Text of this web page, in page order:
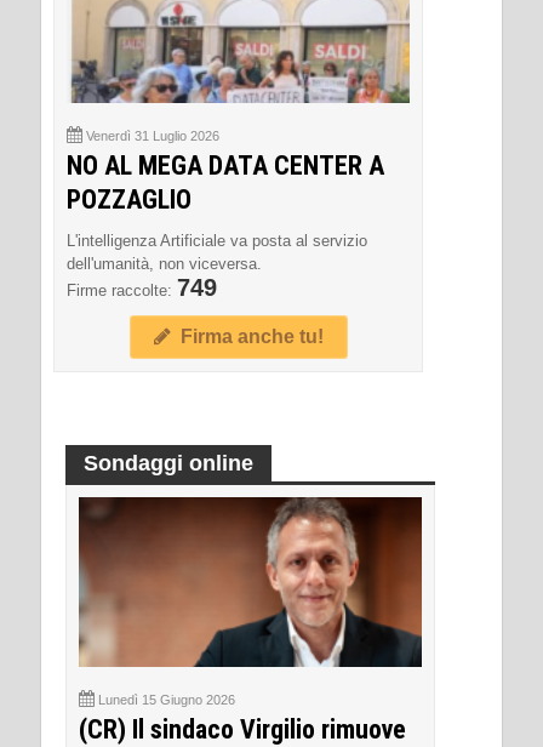
Venerdì 31 Luglio 2026
NO AL MEGA DATA CENTER A
POZZAGLIO
L'intelligenza Artificiale va posta al servizio
dell'umanità, non viceversa.
Firme raccolte: 749
Firma anche tu!
Sondaggi online
Lunedì 15 Giugno 2026
(CR) Il sindaco Virgilio rimuove